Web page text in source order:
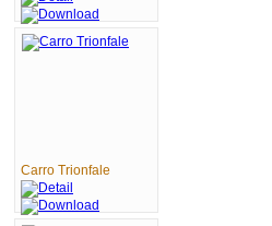
Carro Trionfale